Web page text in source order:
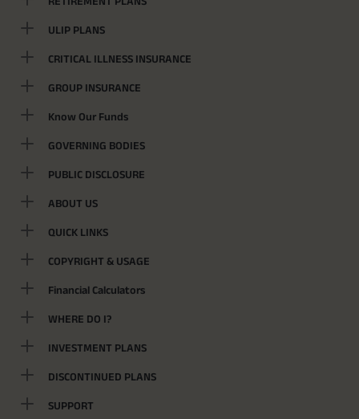
ULIP PLANS
CRITICAL ILLNESS INSURANCE
GROUP INSURANCE
Know Our Funds
GOVERNING BODIES
PUBLIC DISCLOSURE
ABOUT US
QUICK LINKS
COPYRIGHT & USAGE
Financial Calculators
WHERE DO I?
INVESTMENT PLANS
DISCONTINUED PLANS
SUPPORT